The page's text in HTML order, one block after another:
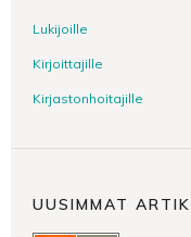
Lukijoille
Kirjoittajille
Kirjastonhoitajille
UUSIMMAT